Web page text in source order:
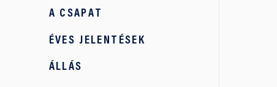
A CSAPAT
ÉVES JELENTÉSEK
ÁLLÁS